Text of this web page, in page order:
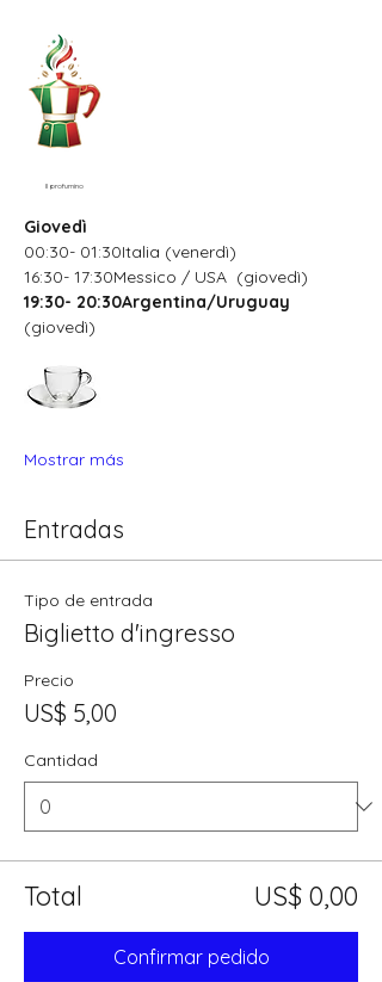
Il profumino
Giovedì
00:30- 01:30Italia (venerdì)
16:30- 17:30Messico / USA  (giovedì)
19:30- 20:30Argentina/Uruguay
(giovedì)
Mostrar más
Entradas
Tipo de entrada
Biglietto d'ingresso
Precio
US$ 5,00
Cantidad
Total US$ 0,00
Confirmar pedido